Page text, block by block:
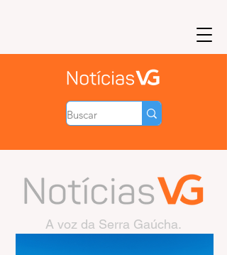
A voz da Serra Gaúcha.